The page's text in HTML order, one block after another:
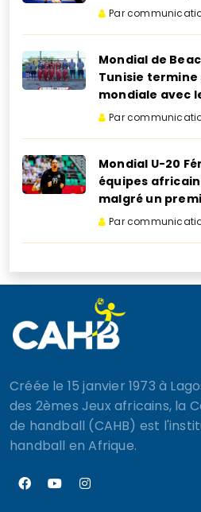
Par
Mondial de
Tunisie
mondiale avec
Par
Mondial U-20
équipes
malgré un
Par
Créée le 15 janvier 1973 à
des 2èmes Jeux africains, la
de handball (CAHB) est
handball en Afrique.